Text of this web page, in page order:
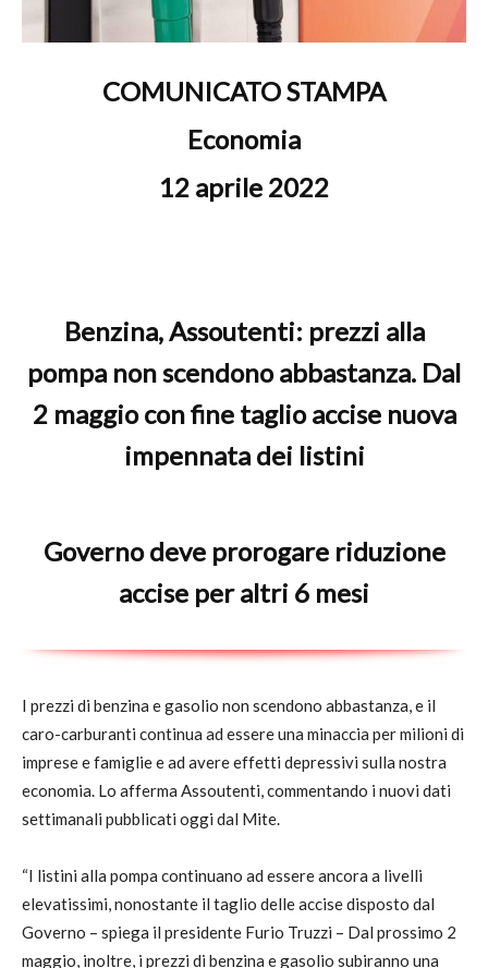
COMUNICATO STAMPA
Economia
12 aprile 2022
Benzina, Assoutenti: prezzi alla
pompa non scendono abbastanza. Dal
2 maggio con fine taglio accise nuova
impennata dei listini
Governo deve prorogare riduzione
accise per altri 6 mesi
I prezzi di benzina e gasolio non scendono abbastanza, e il
caro-carburanti continua ad essere una minaccia per milioni di
imprese e famiglie e ad avere effetti depressivi sulla nostra
economia. Lo afferma Assoutenti, commentando i nuovi dati
settimanali pubblicati oggi dal Mite.
“I listini alla pompa continuano ad essere ancora a livelli
elevatissimi, nonostante il taglio delle accise disposto dal
Governo – spiega il presidente Furio Truzzi – Dal prossimo 2
maggio, inoltre, i prezzi di benzina e gasolio subiranno una